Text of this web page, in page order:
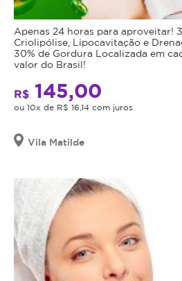
Apenas 24 horas para aproveitar!
Criolipólise, Lipocavitação e
30% de Gordura Localizada em
valor do Brasil!
R$ 145,00
ou 10x de R$ 16,14 com juros
Vila Matilde